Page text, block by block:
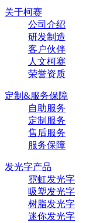
关于柯赛
公司介绍
研发制造
客户伙伴
人文柯赛
荣誉资质
定制&服务保障
自助服务
定制服务
售后服务
服务保障
发光字产品
霓虹发光字
吸塑发光字
树脂发光字
迷你发光字